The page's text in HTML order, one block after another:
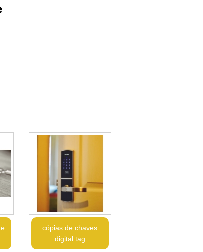
cópias de chaves
digital tag